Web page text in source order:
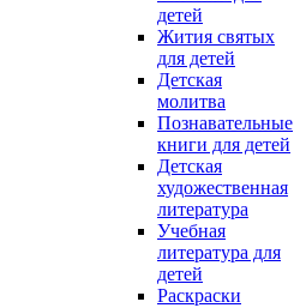
детей
Жития святых
для детей
Детская
молитва
Познавательные
книги для детей
Детская
художественная
литература
Учебная
литература для
детей
Раскраски